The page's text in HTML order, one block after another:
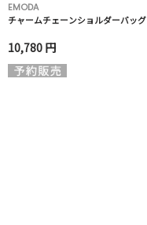
EMODA
チャームチェーンショルダーバッグ
10,780 円